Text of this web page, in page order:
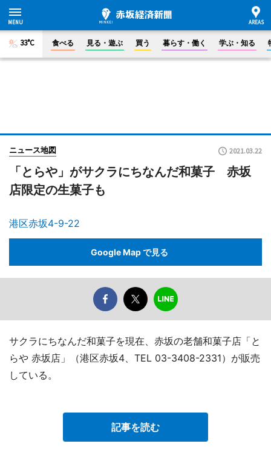
33°C 食べる 見る・遊ぶ 買う 暮らす・働く 学ぶ・知る
ニュース地図 2021.03.22
「とらや」がサクラにちなんだ和菓子 赤坂
店限定の生菓子も
港区赤坂4-9-22
Google Map で見る
サクラにちなんだ和菓子を現在、赤坂の老舗和菓子店「と
らや 赤坂店」（港区赤坂4、TEL 03-3408-2331）が販売
している。
記事を読む